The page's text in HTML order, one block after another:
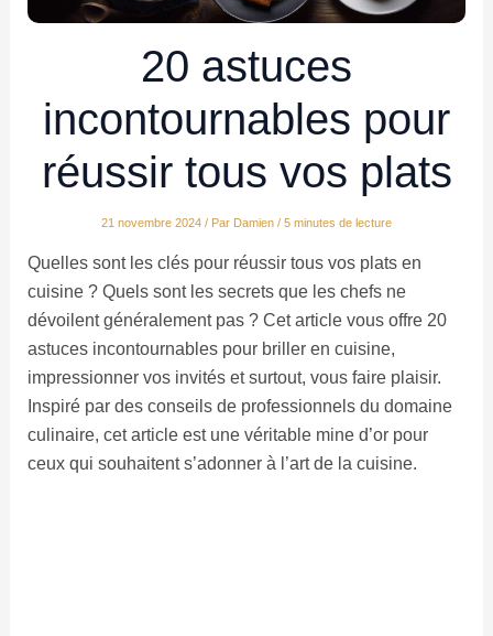
20 astuces
incontournables pour
réussir tous vos plats
21 novembre 2024 / Par Damien / 5 minutes de lecture
Quelles sont les clés pour réussir tous vos plats en
cuisine ? Quels sont les secrets que les chefs ne
dévoilent généralement pas ? Cet article vous offre 20
astuces incontournables pour briller en cuisine,
impressionner vos invités et surtout, vous faire plaisir.
Inspiré par des conseils de professionnels du domaine
culinaire, cet article est une véritable mine d’or pour
ceux qui souhaitent s’adonner à l’art de la cuisine.